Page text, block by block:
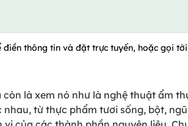
thông tin và đặt trực tuyến, hoặc gọi tới
là xem nó như là nghệ thuật ẩm
từ thực phẩm tươi sống, bột,